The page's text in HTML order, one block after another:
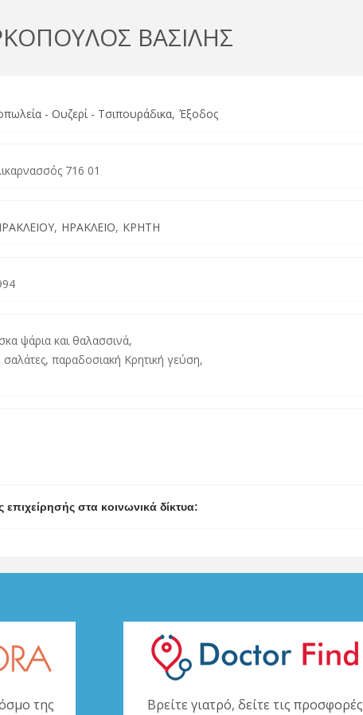
ΒΑΣΙΛΗΣ
- Ουζερί - Τσιπουράδικα Έξοδος
716 01
ΗΡΑΚΛΕΙΟ ΚΡΗΤΗ
ψάρια και θαλασσινά,
σαλάτες, παραδοσιακή Κρητική γεύση,
επιχείρησής στα κοινωνικά δίκτυα:
της Βρείτε γιατρό, δείτε τις προσφορές